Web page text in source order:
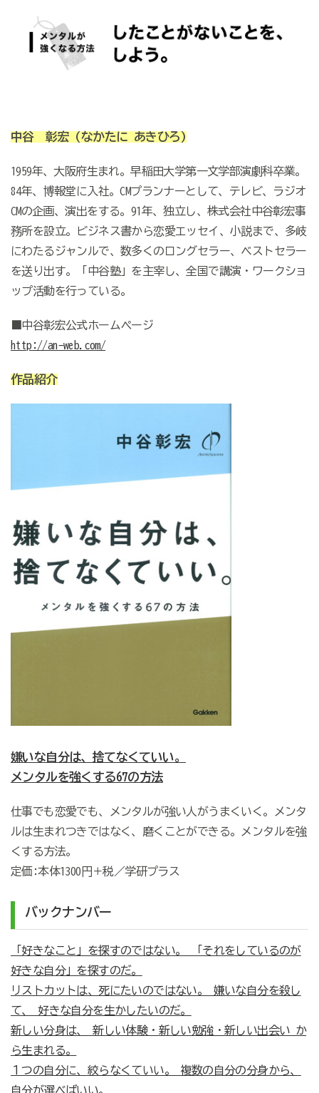
中谷 彰宏(なかたに あきひろ)
1959年、大阪府生まれ。早稲田大学第一文学部演劇科卒業。
84年、博報堂に入社。CMプランナーとして、テレビ、ラジオ
CMの企画、演出をする。91年、独立し、株式会社中谷彰宏事
務所を設立。ビジネス書から恋愛エッセイ、小説まで、多岐
にわたるジャンルで、数多くのロングセラー、ベストセラー
を送り出す。「中谷塾」を主宰し、全国で講演・ワークショ
ップ活動を行っている。
■中谷彰宏公式ホームページ
http://an-web.com/
作品紹介
嫌いな自分は、捨てなくていい。
メンタルを強くする67の方法
仕事でも恋愛でも、メンタルが強い人がうまくいく。メンタ
ルは生まれつきではなく、磨くことができる。メンタルを強
くする方法。
定価:本体1300円＋税／学研プラス
バックナンバー
「好きなこと」を探すのではない。 「それをしているのが
好きな自分」を探すのだ。
リストカットは、死にたいのではない。 嫌いな自分を殺し
て、 好きな自分を生かしたいのだ。
新しい分身は、 新しい体験・新しい勉強・新しい出会い か
ら生まれる。
１つの自分に、絞らなくていい。 複数の自分の分身から、
自分が選べばいい。